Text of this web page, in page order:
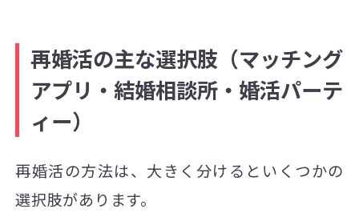
再婚活の主な選択肢（マッチング
アプリ・結婚相談所・婚活パーテ
ィー）
再婚活の方法は、大きく分けるといくつかの
選択肢があります。